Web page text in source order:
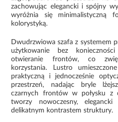
zachowując elegancki i spójny
wyróżnia się minimalistyczną
kolorystyką.
Dwudrzwiowa szafa z systemem
użytkowanie bez
otwieranie frontów, co
korzystania. Lustro
praktyczną i jednocześnie
przestrzeń, nadając bryle
czarnych frontów w połysku z
tworzy nowoczesny,
delikatnym kontrastem struktury.